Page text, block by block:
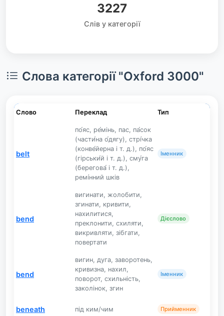
3227
Слів у категорії
Слова категорії "Oxford 3000"
Слово Переклад Тип
belt
по́яс, ре́мінь, пас, па́сок
(части́на о́дягу), стрі́чка
(конве́йерна і т. д.), по́яс
(гірськи́й і т. д.), сму́га
(берегова́ і т. д.),
ремі́нний шків
Іменник
bend
вигинати, жолобити,
згинати, кривити,
нахилитися,
преклонити, схиляти,
викривляти, зібгати,
повертати
Дієслово
bend
вигин, дуга, заворотень,
кривизна, нахил,
поворот, схильність,
заколінок, згин
Іменник
beneath під ким/чим Прийменник